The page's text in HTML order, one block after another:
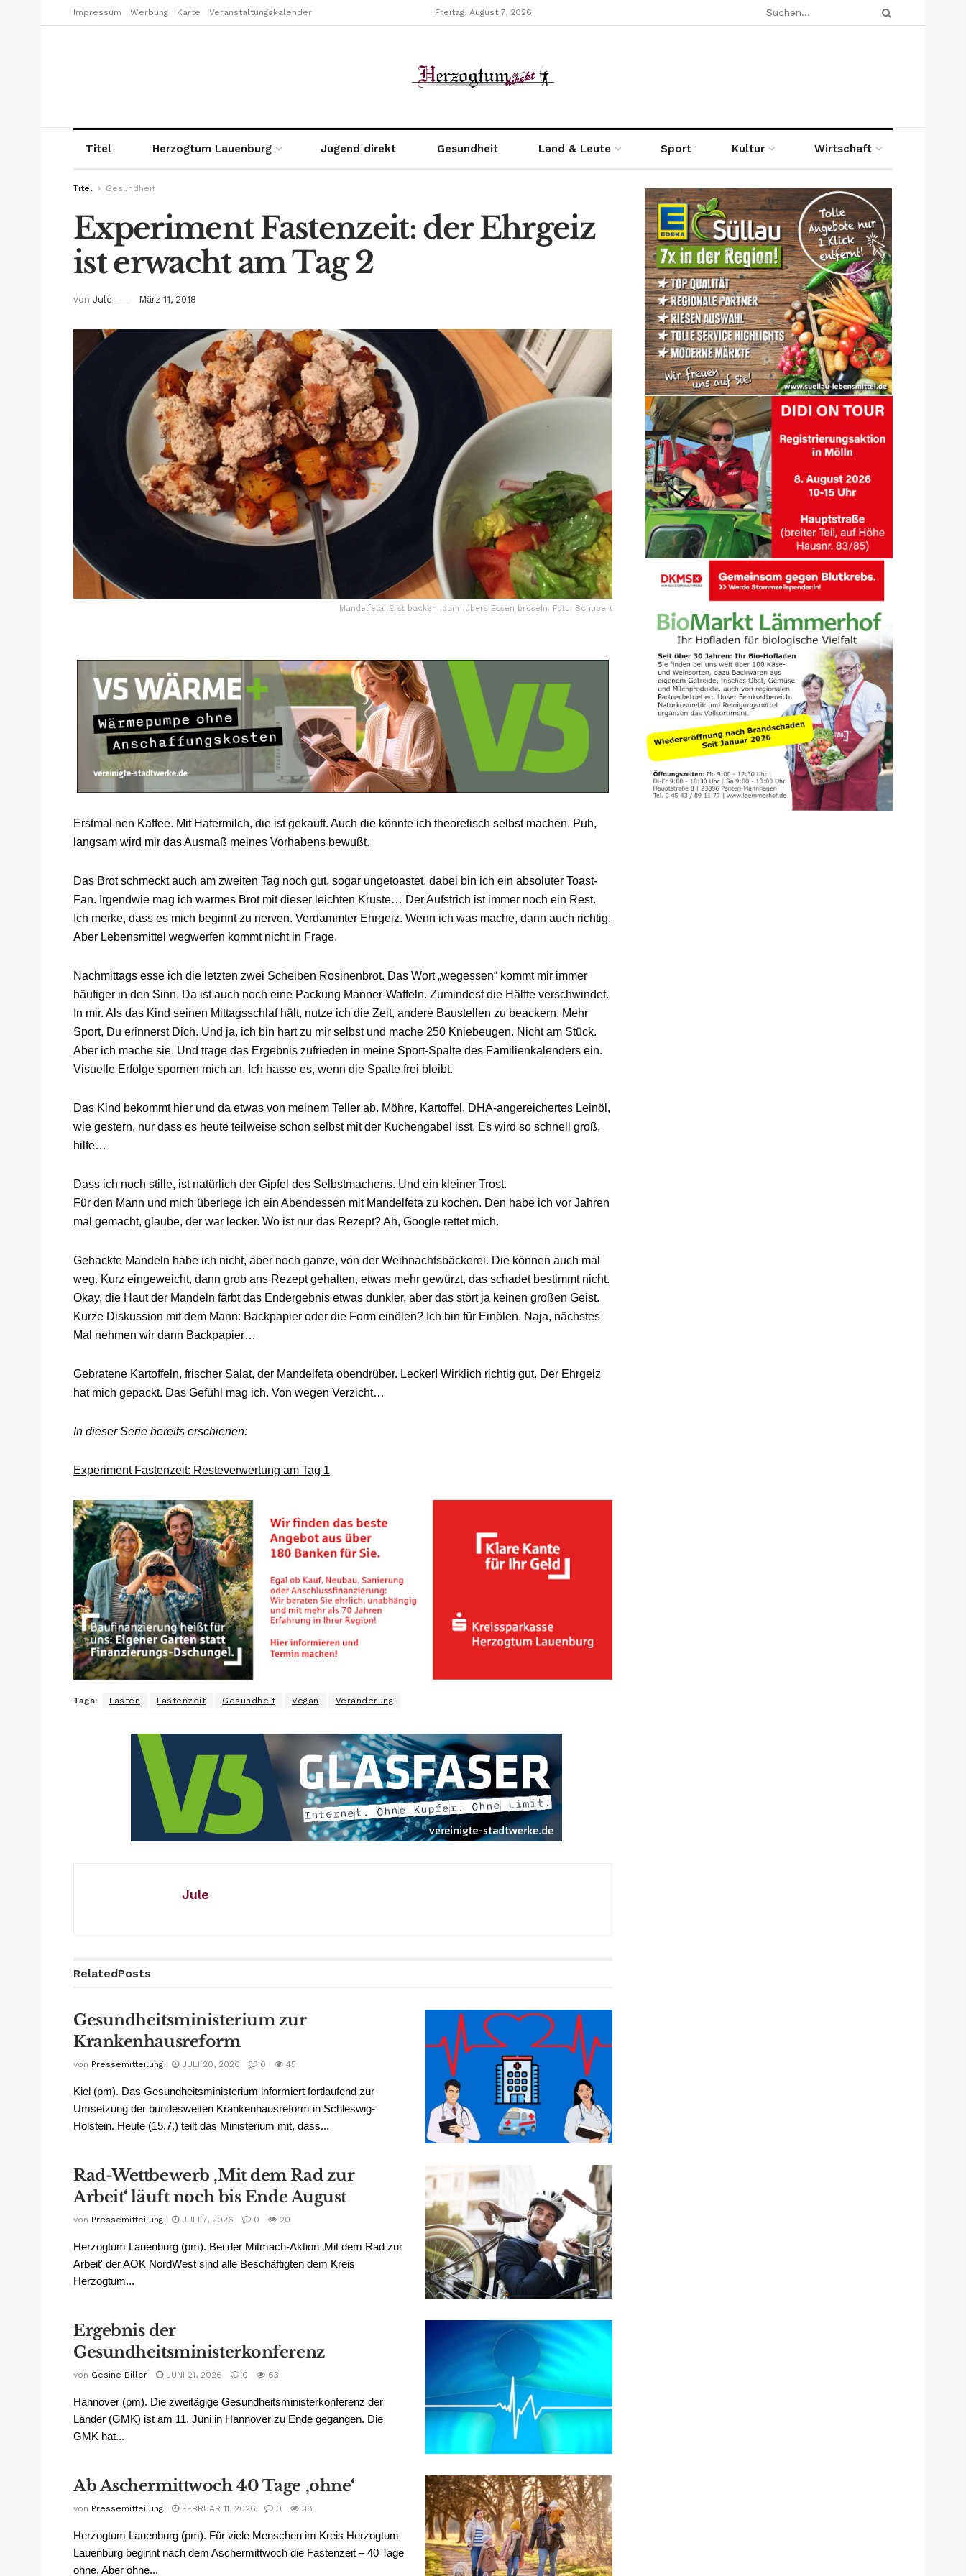
Impressum Werbung Karte Veranstaltungskalender Freitag, August 7, 2026
Titel Herzogtum Lauenburg Jugend direkt Gesundheit Land & Leute Sport Kultur Wirtschaft
Titel Gesundheit
Experiment Fastenzeit: der Ehrgeiz
ist erwacht am Tag 2
von Jule März 11, 2018
Mandelfeta: Erst backen, dann übers Essen bröseln. Foto: Schubert
Erstmal nen Kaffee. Mit Hafermilch, die ist gekauft. Auch die könnte ich theoretisch selbst machen. Puh,
langsam wird mir das Ausmaß meines Vorhabens bewußt.
Das Brot schmeckt auch am zweiten Tag noch gut, sogar ungetoastet, dabei bin ich ein absoluter Toast-
Fan. Irgendwie mag ich warmes Brot mit dieser leichten Kruste… Der Aufstrich ist immer noch ein Rest.
Ich merke, dass es mich beginnt zu nerven. Verdammter Ehrgeiz. Wenn ich was mache, dann auch richtig.
Aber Lebensmittel wegwerfen kommt nicht in Frage.
Nachmittags esse ich die letzten zwei Scheiben Rosinenbrot. Das Wort „wegessen“ kommt mir immer
häufiger in den Sinn. Da ist auch noch eine Packung Manner-Waffeln. Zumindest die Hälfte verschwindet.
In mir. Als das Kind seinen Mittagsschlaf hält, nutze ich die Zeit, andere Baustellen zu beackern. Mehr
Sport, Du erinnerst Dich. Und ja, ich bin hart zu mir selbst und mache 250 Kniebeugen. Nicht am Stück.
Aber ich mache sie. Und trage das Ergebnis zufrieden in meine Sport-Spalte des Familienkalenders ein.
Visuelle Erfolge spornen mich an. Ich hasse es, wenn die Spalte frei bleibt.
Das Kind bekommt hier und da etwas von meinem Teller ab. Möhre, Kartoffel, DHA-angereichertes Leinöl,
wie gestern, nur dass es heute teilweise schon selbst mit der Kuchengabel isst. Es wird so schnell groß,
hilfe…
Dass ich noch stille, ist natürlich der Gipfel des Selbstmachens. Und ein kleiner Trost.
Für den Mann und mich überlege ich ein Abendessen mit Mandelfeta zu kochen. Den habe ich vor Jahren
mal gemacht, glaube, der war lecker. Wo ist nur das Rezept? Ah, Google rettet mich.
Gehackte Mandeln habe ich nicht, aber noch ganze, von der Weihnachtsbäckerei. Die können auch mal
weg. Kurz eingeweicht, dann grob ans Rezept gehalten, etwas mehr gewürzt, das schadet bestimmt nicht.
Okay, die Haut der Mandeln färbt das Endergebnis etwas dunkler, aber das stört ja keinen großen Geist.
Kurze Diskussion mit dem Mann: Backpapier oder die Form einölen? Ich bin für Einölen. Naja, nächstes
Mal nehmen wir dann Backpapier…
Gebratene Kartoffeln, frischer Salat, der Mandelfeta obendrüber. Lecker! Wirklich richtig gut. Der Ehrgeiz
hat mich gepackt. Das Gefühl mag ich. Von wegen Verzicht…
In dieser Serie bereits erschienen:
Experiment Fastenzeit: Resteverwertung am Tag 1
Tags: Fasten Fastenzeit Gesundheit Vegan Veränderung
Jule
RelatedPosts
Gesundheitsministerium zur
Krankenhausreform
von Pressemitteilung JULI 20, 2026 0 45
Kiel (pm). Das Gesundheitsministerium informiert fortlaufend zur
Umsetzung der bundesweiten Krankenhausreform in Schleswig-
Holstein. Heute (15.7.) teilt das Ministerium mit, dass...
Rad-Wettbewerb ‚Mit dem Rad zur
Arbeit‘ läuft noch bis Ende August
von Pressemitteilung JULI 7, 2026 0 20
Herzogtum Lauenburg (pm). Bei der Mitmach-Aktion ‚Mit dem Rad zur
Arbeit' der AOK NordWest sind alle Beschäftigten dem Kreis
Herzogtum...
Ergebnis der
Gesundheitsministerkonferenz
von Gesine Biller JUNI 21, 2026 0 63
Hannover (pm). Die zweitägige Gesundheitsministerkonferenz der
Länder (GMK) ist am 11. Juni in Hannover zu Ende gegangen. Die
GMK hat...
Ab Aschermittwoch 40 Tage ‚ohne‘
von Pressemitteilung FEBRUAR 11, 2026 0 38
Herzogtum Lauenburg (pm). Für viele Menschen im Kreis Herzogtum
Lauenburg beginnt nach dem Aschermittwoch die Fastenzeit – 40 Tage
ohne. Aber ohne...